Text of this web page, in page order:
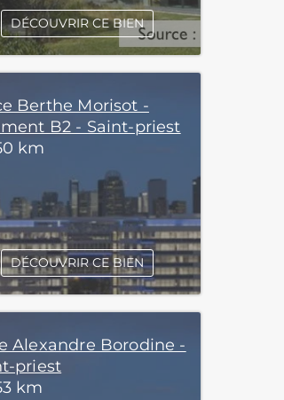
DÉCOUVRIR CE BIEN
Berthe Morisot -
B2 - Saint-priest
km
DÉCOUVRIR CE BIEN
Alexandre Borodine -
priest
km